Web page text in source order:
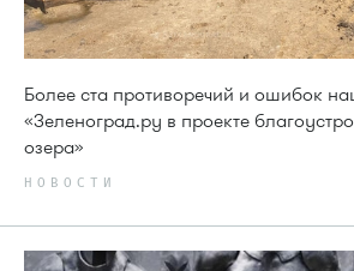
Более ста противоречий и ошибок
«Зеленоград.ру в проекте
озера»
НОВОСТИ